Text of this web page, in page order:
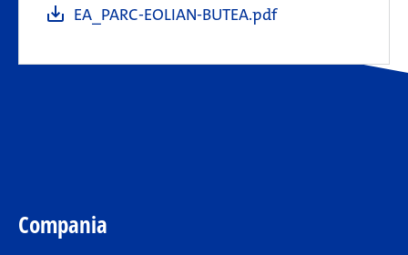
EA_PARC-EOLIAN-BUTEA.pdf
Compania